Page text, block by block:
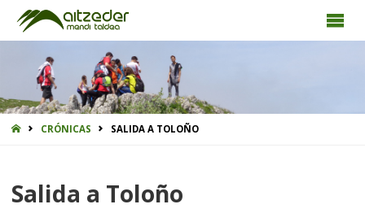
INICIOCRÓNICAS SALIDA A TOLOÑO
Salida a Toloño